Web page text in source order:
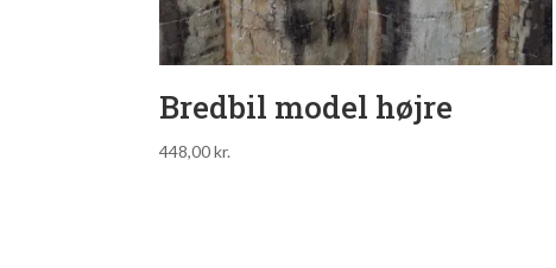
Bredbil model højre
448,00kr.